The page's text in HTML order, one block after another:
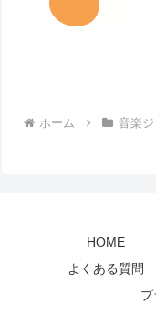
ホーム 音楽
HOME
よくある質問